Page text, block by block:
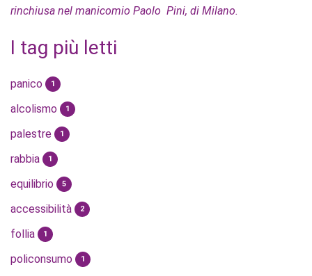
rinchiusa nel manicomio Paolo Pini, di Milano.
I tag più letti
panico 1
alcolismo 1
palestre 1
rabbia 1
equilibrio 5
accessibilità 2
follia 1
policonsumo 1